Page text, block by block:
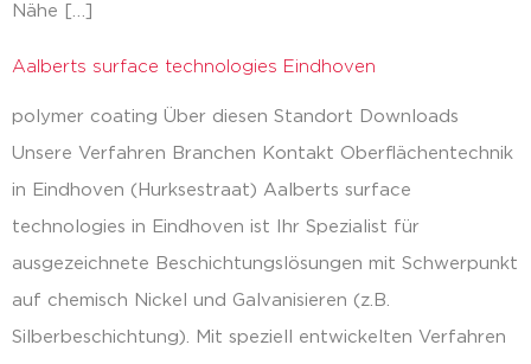
Nähe […]
Aalberts surface technologies Eindhoven
polymer coating Über diesen Standort Downloads
Unsere Verfahren Branchen Kontakt Oberflächentechnik
in Eindhoven (Hurksestraat) Aalberts surface
technologies in Eindhoven ist Ihr Spezialist für
ausgezeichnete Beschichtungslösungen mit Schwerpunkt
auf chemisch Nickel und Galvanisieren (z.B.
Silberbeschichtung). Mit speziell entwickelten Verfahren